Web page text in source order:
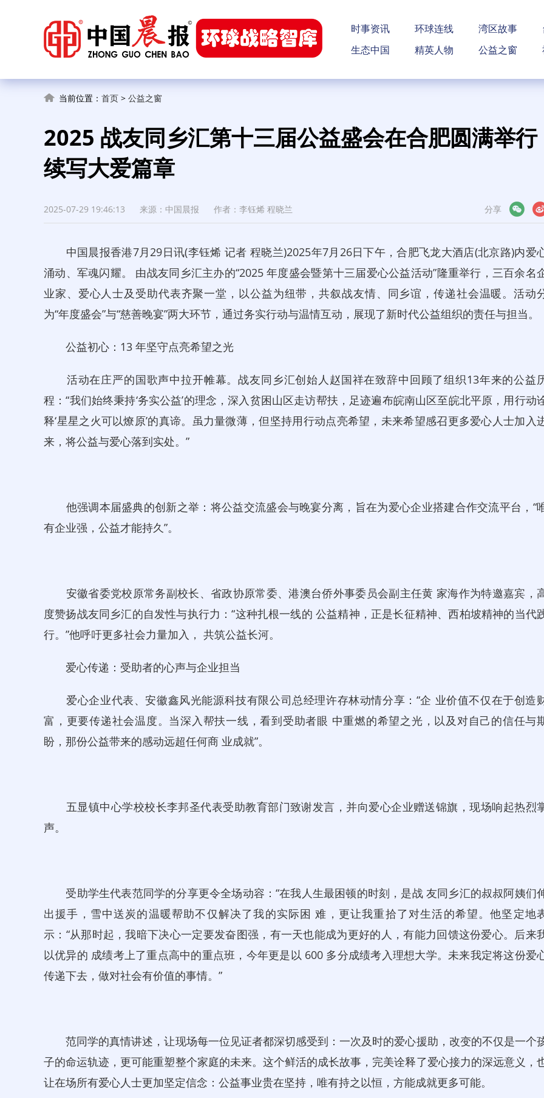
时事资讯 环球连线 湾区故事
生态中国
精英人物 公益之窗
当前位置： 首页 > 公益之窗
2025 战友同乡汇第十三届公益盛会在合肥圆满举行
续写大爱篇章
2025-07-29 19:46:13 来源：中国晨报 作者：李钰烯 程晓兰 分享
微博
中国晨报香港7月29日讯(李钰烯 记者 程晓兰)2025年7月26日下午，合肥飞龙大酒店(北京路)内爱
涌动、军魂闪耀。 由战友同乡汇主办的“2025 年度盛会暨第十三届爱心公益活动”隆重举行，三百余名
业家、爱心人士及受助代表齐聚一堂，以公益为纽带，共叙战友情、同乡谊，传递社会温暖。活动
为“年度盛会”与“慈善晚宴”两大环节，通过务实行动与温情互动，展现了新时代公益组织的责任与担当。
公益初心：13 年坚守点亮希望之光
活动在庄严的国歌声中拉开帷幕。战友同乡汇创始人赵国祥在致辞中回顾了组织13年来的公益
程：“我们始终秉持‘务实公益’的理念，深入贫困山区走访帮扶，足迹遍布皖南山区至皖北平原，用行动
释‘星星之火可以燎原’的真谛。虽力量微薄，但坚持用行动点亮希望，未来希望感召更多爱心人士加入
来，将公益与爱心落到实处。”
他强调本届盛典的创新之举：将公益交流盛会与晚宴分离，旨在为爱心企业搭建合作交流平台，“
有企业强，公益才能持久”。
安徽省委党校原常务副校长、省政协原常委、港澳台侨外事委员会副主任黄 家海作为特邀嘉宾，
度赞扬战友同乡汇的自发性与执行力：“这种扎根一线的 公益精神，正是长征精神、西柏坡精神的当代
行。”他呼吁更多社会力量加入， 共筑公益长河。
爱心传递：受助者的心声与企业担当
爱心企业代表、安徽鑫风光能源科技有限公司总经理许存林动情分享：“企 业价值不仅在于创造
富，更要传递社会温度。当深入帮扶一线，看到受助者眼 中重燃的希望之光，以及对自己的信任与
盼，那份公益带来的感动远超任何商 业成就”。
五显镇中心学校校长李邦圣代表受助教育部门致谢发言，并向爱心企业赠送锦旗，现场响起热烈
声。
受助学生代表范同学的分享更令全场动容：“在我人生最困顿的时刻，是战 友同乡汇的叔叔阿姨们
出援手，雪中送炭的温暖帮助不仅解决了我的实际困 难，更让我重拾了对生活的希望。他坚定地
示：“从那时起，我暗下决心一定要发奋图强，有一天也能成为更好的人，有能力回馈这份爱心。后来
以优异的 成绩考上了重点高中的重点班，今年更是以 600 多分成绩考入理想大学。未来我定将这份爱
传递下去，做对社会有价值的事情。”
范同学的真情讲述，让现场每一位见证者都深切感受到：一次及时的爱心援助，改变的不仅是一个
子的命运轨迹，更可能重塑整个家庭的未来。这个鲜活的成长故事，完美诠释了爱心接力的深远意义，
让在场所有爱心人士更加坚定信念：公益事业贵在坚持，唯有持之以恒，方能成就更多可能。